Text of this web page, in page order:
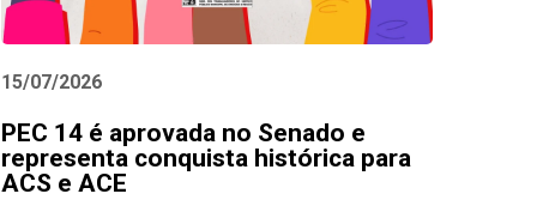
15/07/2026
PEC 14 é aprovada no Senado e
representa conquista histórica para
ACS e ACE